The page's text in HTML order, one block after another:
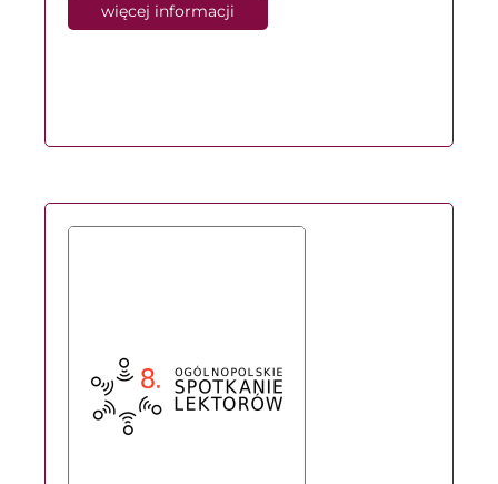
więcej informacji